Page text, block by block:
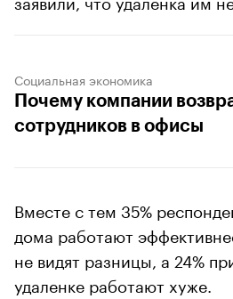
Социальная экономика
Почему компании
сотрудников в офисы
Вместе с тем 35%
дома работают
не видят разницы, а 24%
удаленке работают хуже.